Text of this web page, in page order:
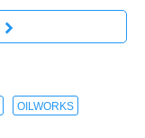
OILWORKS